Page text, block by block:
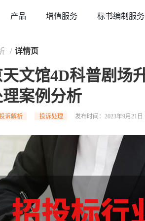
产品 增值服务 标书编制服务
/ 详情页
天文馆4D科普剧场
案例分析
诉解析 投诉处理 发布时间：2023年9月21日